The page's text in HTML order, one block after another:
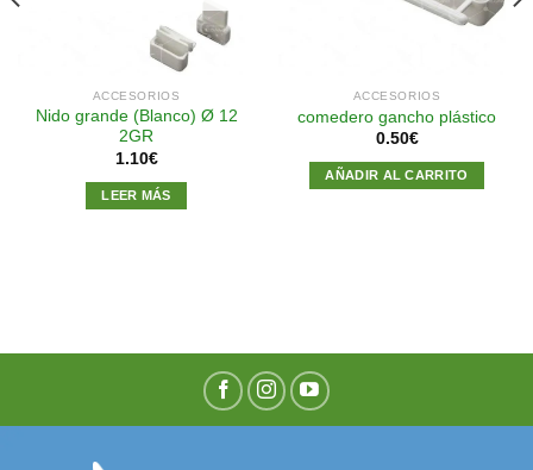
ACCESORIOS
Nido grande (Blanco) Ø 12
2GR
1.10€
LEER MÁS
ACCESORIOS
comedero gancho plástico
0.50€
AÑADIR AL CARRITO